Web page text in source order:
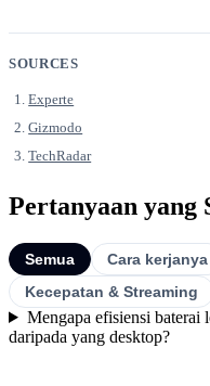
SOURCES
Experte
Gizmodo
TechRadar
Pertanyaan yang
Semua Cara kerjanya
Kecepatan & Streaming
Mengapa efisiensi
daripada yang desktop?